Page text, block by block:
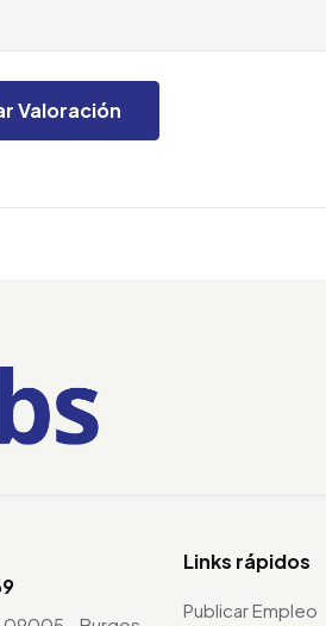
Links rápidos
Publicar Empleo